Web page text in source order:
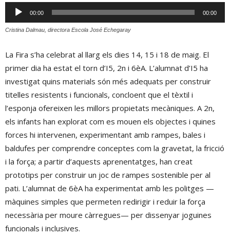
Reproductor
d'àudio
00:00 00:00
Cristina Dalmau, directora Escola José Echegaray
La Fira s’ha celebrat al llarg els dies 14, 15 i 18 de maig. El
primer dia ha estat el torn d’I5, 2n i 6èA. L’alumnat d’I5 ha
investigat quins materials són més adequats per construir
titelles resistents i funcionals, concloent que el tèxtil i
l’esponja ofereixen les millors propietats mecàniques. A 2n,
els infants han explorat com es mouen els objectes i quines
forces hi intervenen, experimentant amb rampes, bales i
baldufes per comprendre conceptes com la gravetat, la fricció
i la força; a partir d’aquests aprenentatges, han creat
prototips per construir un joc de rampes sostenible per al
pati. L’alumnat de 6èA ha experimentat amb les politges —
màquines simples que permeten redirigir i reduir la força
necessària per moure càrregues— per dissenyar joguines
funcionals i inclusives.